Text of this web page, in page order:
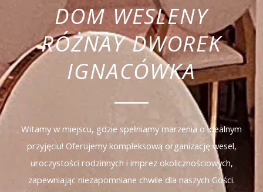
DOM WESLENY
RÓŻNAY DWOREK
IGNACÓWKA
Witamy w miejscu, gdzie spełniamy marzenia o idealnym
przyjęciu! Oferujemy kompleksową organizację wesel,
uroczystości rodzinnych i imprez okolicznościowych,
zapewniając niezapomniane chwile dla naszych Gości.